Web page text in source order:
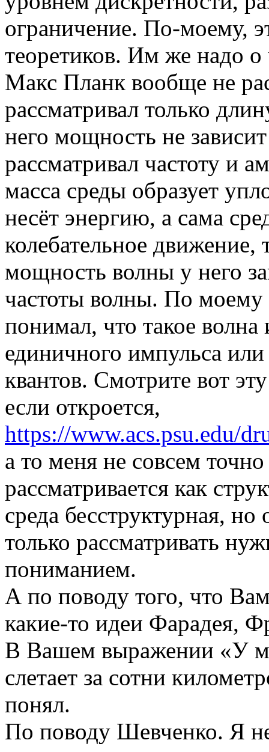
ограничение. По-моему,
теоретиков. Им же надо о
Макс Планк вообще не
рассматривал только
него мощность не
рассматривал частоту и
масса среды образует
несёт энергию, а сама
колебательное движение,
мощность волны у него
частоты волны. По
понимал, что такое
единичного импульса
квантов. Смотрите вот
если откроется,
https://www.acs.psu.edu/
а то меня не совсем
рассматривается как
среда бесструктурная,
только рассматривать
пониманием.
А по поводу того, что
какие-то идеи Фарадея,
В Вашем выражении «У
слетает за сотни
понял.
По поводу Шевченко. Я